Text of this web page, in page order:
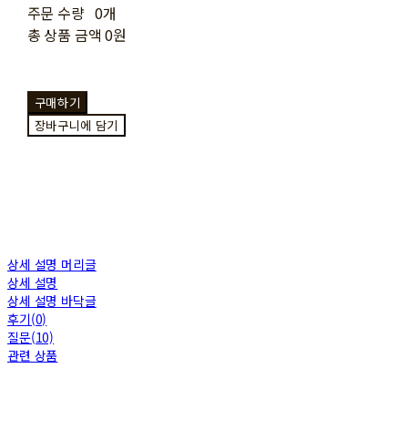
주문 수량 0개
총 상품 금액 0원
구매하기
장바구니에 담기
상세 설명 머리글
상세 설명
상세 설명 바닥글
후기(0)
질문(10)
관련 상품